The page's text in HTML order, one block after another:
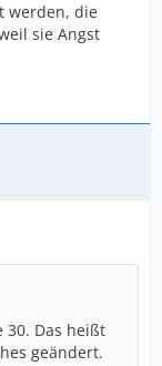
werden, die
sie Angst
30. Das heißt
geändert.